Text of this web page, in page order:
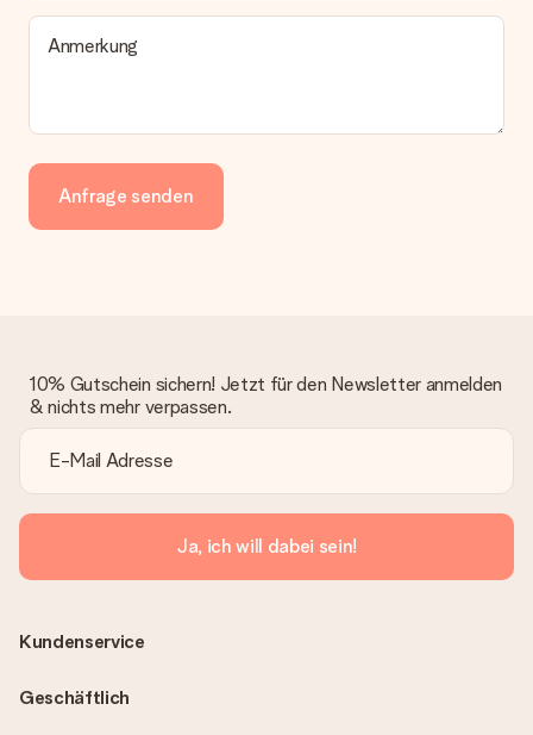
Anmerkung
Anfrage senden
10% Gutschein sichern! Jetzt für den Newsletter anmelden
& nichts mehr verpassen.
Ja, ich will dabei sein!
Kundenservice
Geschäftlich